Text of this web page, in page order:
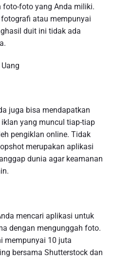
foto-foto yang Anda miliki.
atau mempunyai
duit ini tidak ada
juga bisa mendapatkan
yang muncul tiap-tiap
pengiklan online. Tidak
merupakan aplikasi
dunia agar keamanan
mencari aplikasi untuk
dengan mengunggah foto.
mempunyai 10 juta
bersama Shutterstock dan